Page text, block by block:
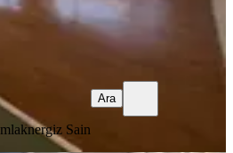
nergiz Sain
Ara